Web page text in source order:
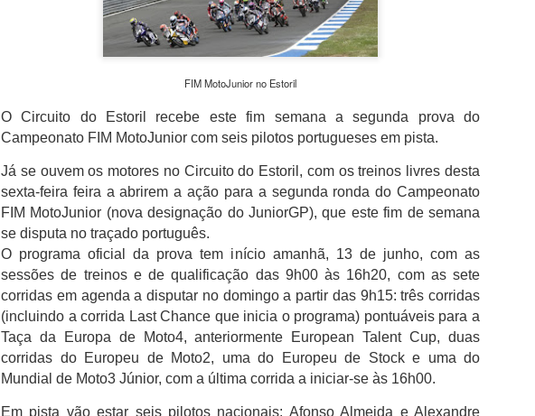
FIM MotoJunior no Estoril
O Circuito do Estoril recebe este fim semana a segunda prova do
Campeonato FIM MotoJunior com seis pilotos portugueses em pista.
Já se ouvem os motores no Circuito do Estoril, com os treinos livres desta
sexta-feira feira a abrirem a ação para a segunda ronda do Campeonato
FIM MotoJunior (nova designação do JuniorGP), que este fim de semana
se disputa no traçado português.
O programa oficial da prova tem início amanhã, 13 de junho, com as
sessões de treinos e de qualificação das 9h00 às 16h20, com as sete
corridas em agenda a disputar no domingo a partir das 9h15: três corridas
(incluindo a corrida Last Chance que inicia o programa) pontuáveis para a
Taça da Europa de Moto4, anteriormente European Talent Cup, duas
corridas do Europeu de Moto2, uma do Europeu de Stock e uma do
Mundial de Moto3 Júnior, com a última corrida a iniciar-se às 16h00.
Em pista vão estar seis pilotos nacionais: Afonso Almeida e Alexandre
não desperdiçou e acabou por sair para intervalo a vencer por 1-0,
com golo marcado aos 32 minutos por intermédio de Georgios
Koutsias.
O Estoril já na segunda parte estava determinado a dar a volta ao
intermédio de Begraoui.
no marcador até final do jogo.